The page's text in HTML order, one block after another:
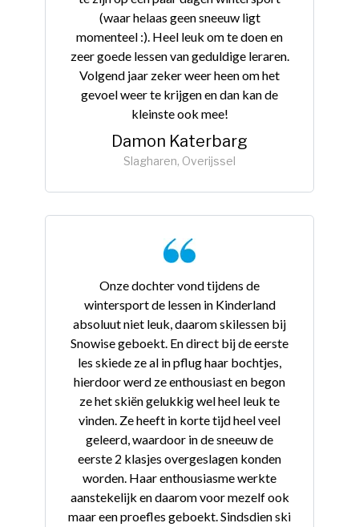
(waar helaas geen sneeuw ligt
momenteel :). Heel leuk om te doen en
zeer goede lessen van geduldige leraren.
Volgend jaar zeker weer heen om het
gevoel weer te krijgen en dan kan de
kleinste ook mee!
Damon Katerbarg
Slagharen, Overijssel
Onze dochter vond tijdens de
wintersport de lessen in Kinderland
absoluut niet leuk, daarom skilessen bij
Snowise geboekt. En direct bij de eerste
les skiede ze al in pflug haar bochtjes,
hierdoor werd ze enthousiast en begon
ze het skiën gelukkig wel heel leuk te
vinden. Ze heeft in korte tijd heel veel
geleerd, waardoor in de sneeuw de
eerste 2 klasjes overgeslagen konden
worden. Haar enthousiasme werkte
aanstekelijk en daarom voor mezelf ook
maar een proefles geboekt. Sindsdien ski